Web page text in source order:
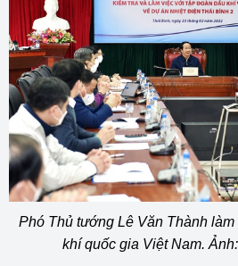
Phó Thủ tướng Lê Văn Thành
khí quốc gia Việt Nam.